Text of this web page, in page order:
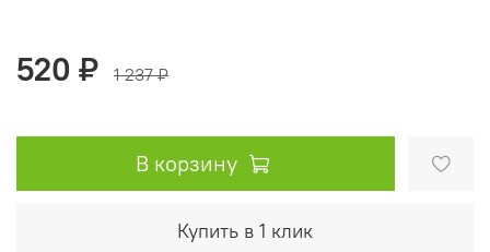
520 ₽ 1 237 ₽
В корзину
Купить в 1 клик